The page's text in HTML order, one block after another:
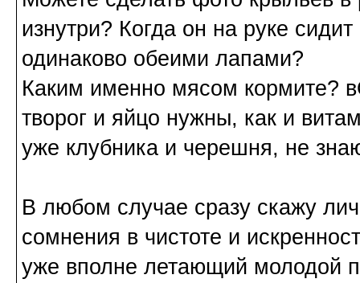
изнутри? Когда он на руке
одинаково обеими лапами?
Каким именно мясом кормите?
творог и яйцо нужны, как и
уже клубника и черешня, не
В любом случае сразу скажу
сомнения в чистоте и
уже вполне летающий молодой